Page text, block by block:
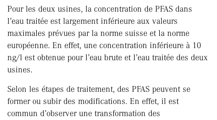
Pour les deux usines, la concentration de PFAS dans
l’eau traitée est largement inférieure aux valeurs
maximales prévues par la norme suisse et la norme
européenne. En effet, une concentration inférieure à 10
ng/l est obtenue pour l’eau brute et l’eau traitée des deux
usines.
Selon les étapes de traitement, des PFAS peuvent se
former ou subir des modifications. En effet, il est
commun d’observer une transformation des